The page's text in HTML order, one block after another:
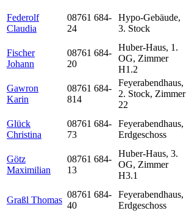
Federolf
Claudia
08761 684-
24
Hypo-Gebäude,
3. Stock
Fischer
Johann
08761 684-
20
Huber-Haus, 1.
OG, Zimmer
H1.2
Gawron
Karin
08761 684-
814
Feyerabendhaus,
2. Stock, Zimmer
22
Glück
Christina
08761 684-
73
Feyerabendhaus,
Erdgeschoss
Götz
Maximilian
08761 684-
13
Huber-Haus, 3.
OG, Zimmer
H3.1
Graßl Thomas
08761 684-
40
Feyerabendhaus,
Erdgeschoss